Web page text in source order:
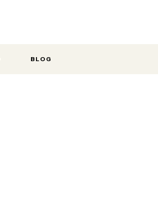
BLOG